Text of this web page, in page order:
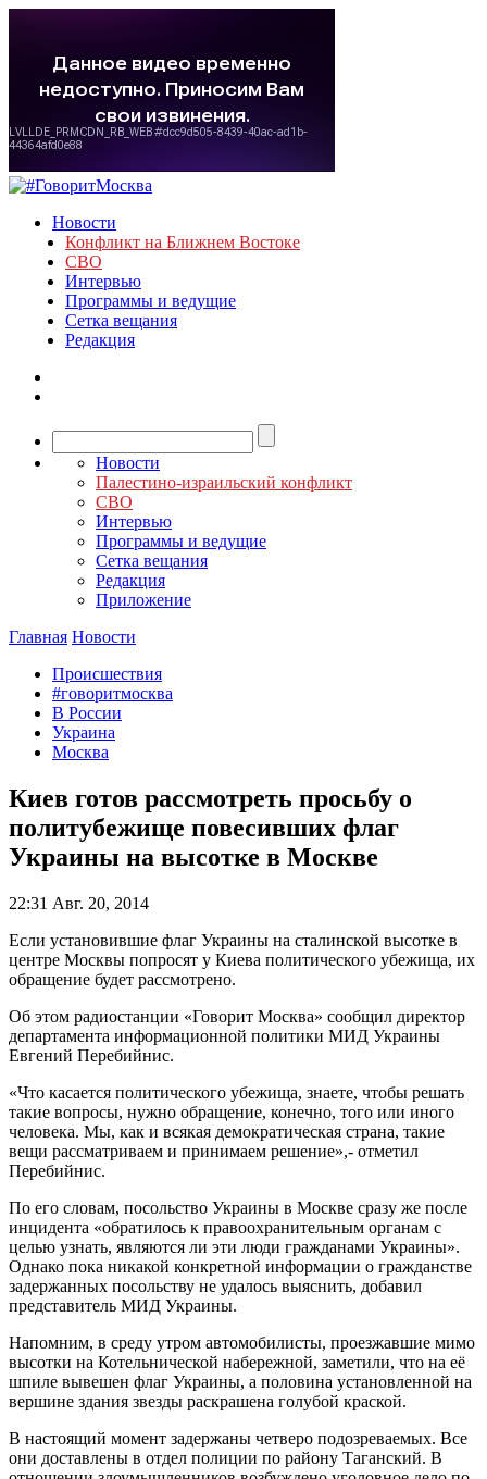
Новости
Конфликт на Ближнем Востоке
СВО
Интервью
Программы и ведущие
Сетка вещания
Редакция
Новости
Палестино-израильский конфликт
СВО
Интервью
Программы и ведущие
Сетка вещания
Редакция
Приложение
Главная Новости
Происшествия
#говоритмосква
В России
Украина
Москва
Киев готов рассмотреть просьбу о
политубежище повесивших флаг
Украины на высотке в Москве
22:31 Авг. 20, 2014
Если установившие флаг Украины на сталинской высотке в
центре Москвы попросят у Киева политического убежища, их
обращение будет рассмотрено.
Об этом радиостанции «Говорит Москва» сообщил директор
департамента информационной политики МИД Украины
Евгений Перебийнис.
«Что касается политического убежища, знаете, чтобы решать
такие вопросы, нужно обращение, конечно, того или иного
человека. Мы, как и всякая демократическая страна, такие
вещи рассматриваем и принимаем решение»,- отметил
Перебийнис.
По его словам, посольство Украины в Москве сразу же после
инцидента «обратилось к правоохранительным органам с
целью узнать, являются ли эти люди гражданами Украины».
Однако пока никакой конкретной информации о гражданстве
задержанных посольству не удалось выяснить, добавил
представитель МИД Украины.
Напомним, в среду утром автомобилисты, проезжавшие мимо
высотки на Котельнической набережной, заметили, что на её
шпиле вывешен флаг Украины, а половина установленной на
вершине здания звезды раскрашена голубой краской.
В настоящий момент задержаны четверо подозреваемых. Все
они доставлены в отдел полиции по району Таганский. В